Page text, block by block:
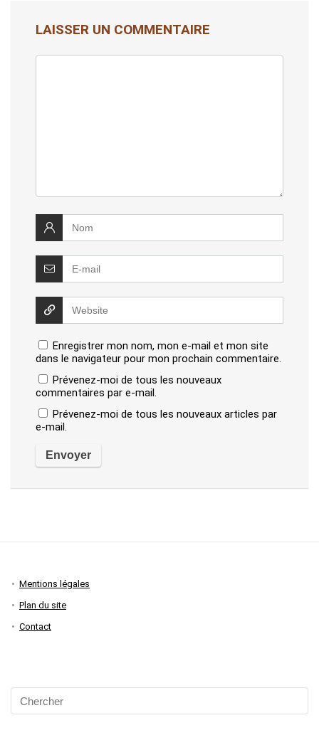
LAISSER UN COMMENTAIRE
Enregistrer mon nom, mon e-mail et mon site
dans le navigateur pour mon prochain commentaire.
Prévenez-moi de tous les nouveaux
commentaires par e-mail.
Prévenez-moi de tous les nouveaux articles par
e-mail.
Mentions légales
Plan du site
Contact